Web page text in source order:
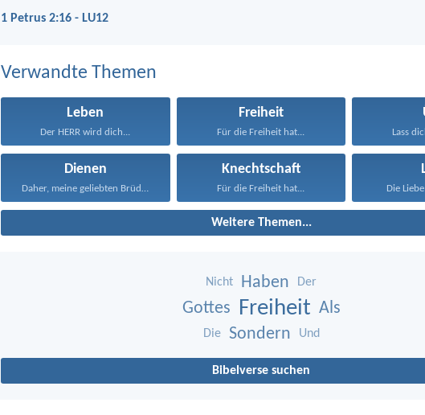
1 Petrus 2:16 - LU12
Verwandte Themen
Leben
Der HERR wird dich...
Freiheit
Für die Freiheit hat... Lass
Dienen
Daher, meine geliebten Brüder...
Knechtschaft
Für die Freiheit hat... Die
Weitere Themen...
Nicht Haben Der
Gottes Freiheit Als
Die Sondern Und
Bibelverse suchen